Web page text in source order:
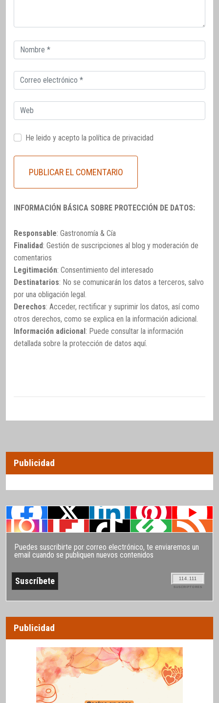
Correo
electrónico
Correo
electrónico
Web
He leido y acepto la política de privacidad
INFORMACIÓN BÁSICA SOBRE PROTECCIÓN DE DATOS:
Responsable: Gastronomía & Cía
Finalidad: Gestión de suscripciones al blog y moderación de
comentarios
Legitimación: Consentimiento del interesado
Destinatarios: No se comunicarán los datos a terceros, salvo
por una obligación legal.
Derechos: Acceder, rectificar y suprimir los datos, así como
otros derechos, como se explica en la información adicional.
Información adicional: Puede consultar la información
detallada sobre la protección de datos aquí.
Publicidad
Puedes suscribirte por correo electrónico, te enviaremos un
email cuando se publiquen nuevos contenidos
114.111
SUSCRIPTORES
Publicidad